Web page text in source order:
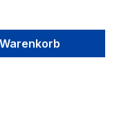
nicht verfügbar.)